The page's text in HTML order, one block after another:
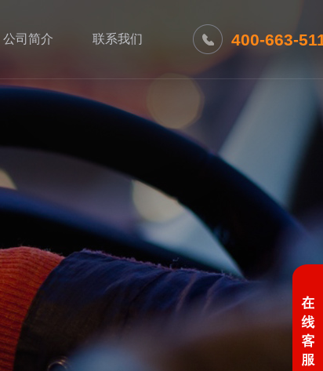
公司简介 联系我们 400-663-